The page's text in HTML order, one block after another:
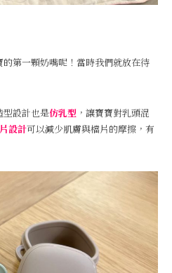
的第一顆奶嘴呢！當時我們就放在待
型設計也是仿乳型 ，讓寶寶對乳頭混
設計可以減少肌膚與檔片的摩擦，有